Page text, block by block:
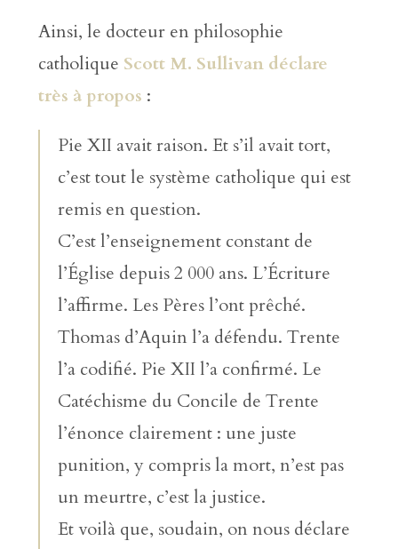
Ainsi, le docteur en philosophie
catholique Scott M. Sullivan déclare
très à propos :
Pie XII avait raison. Et s’il avait tort,
c’est tout le système catholique qui est
remis en question.
C’est l’enseignement constant de
l’Église depuis 2 000 ans. L’Écriture
l’affirme. Les Pères l’ont prêché.
Thomas d’Aquin l’a défendu. Trente
l’a codifié. Pie XII l’a confirmé. Le
Catéchisme du Concile de Trente
l’énonce clairement : une juste
punition, y compris la mort, n’est pas
un meurtre, c’est la justice.
Et voilà que, soudain, on nous déclare